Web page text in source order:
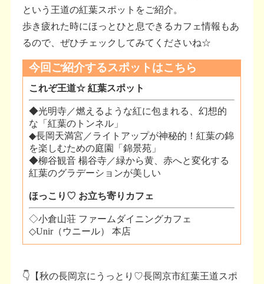
という王道の紅葉スポットをご紹介。
歩き疲れた時にほっとひと息できるカフェ情報もあ
るので、ぜひチェックしてみてくださいね☆
👇【秋の長岡京にうっとり♡長岡京市紅葉王道スポ